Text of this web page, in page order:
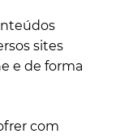
sites
e de forma
com